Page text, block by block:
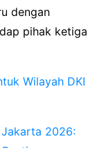
dengan
pihak ketiga
Wilayah DKI
Jakarta 2026: